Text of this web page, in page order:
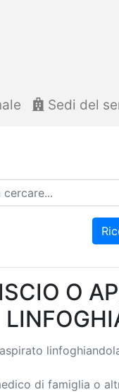
Sedi del
O
di famiglia o